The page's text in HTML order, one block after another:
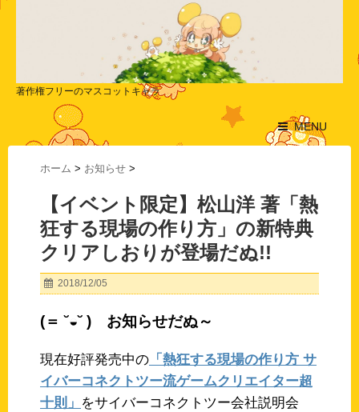
著作権フリーのマスコットキャラ
MENU
ホーム > お知らせ >
【イベント限定】松山洋 著「熱
狂する現場の作り方」の新特典
クリアしおりが登場だぬ!!
2018/12/05
(＝ ˘◒˘ ) お知らせだぬ～
現在好評発売中の 「熱狂する現場の作り方 サ
イバーコネクトツー流ゲームクリエイター超
十則」 をサイバーコネクトツー会社説明会